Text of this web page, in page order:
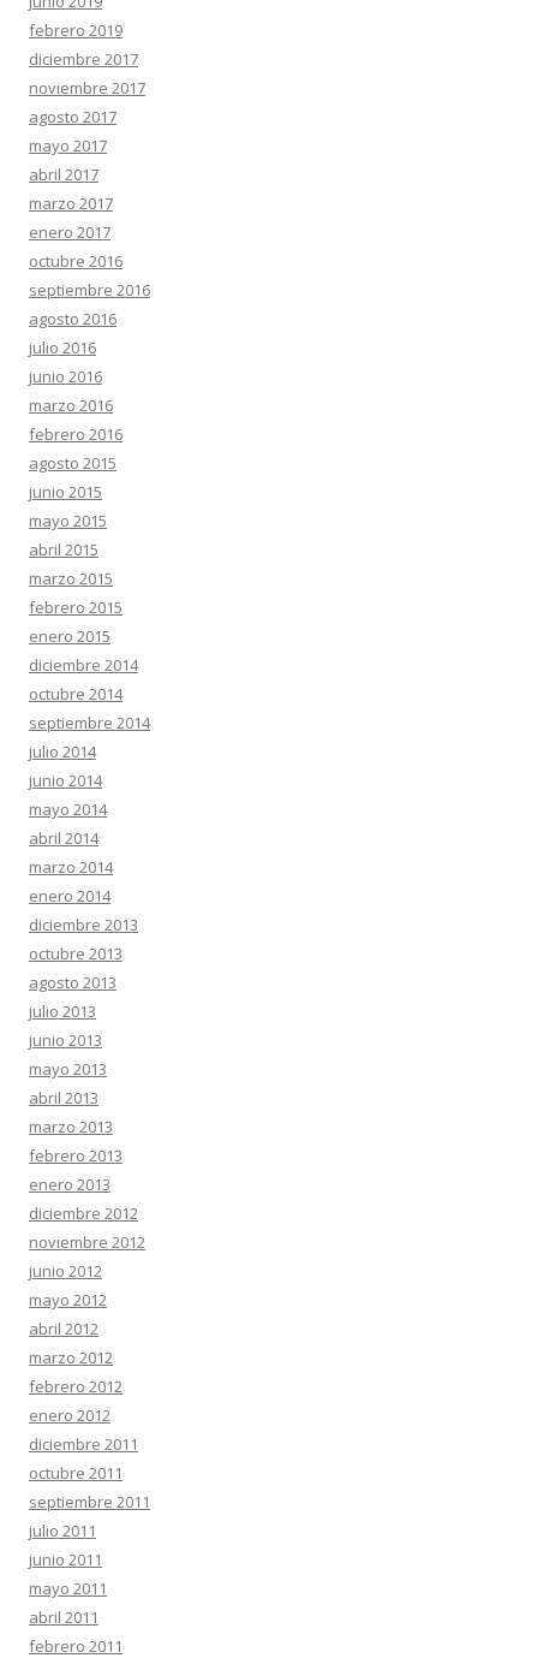
febrero 2019
diciembre 2017
noviembre 2017
agosto 2017
mayo 2017
abril 2017
marzo 2017
enero 2017
octubre 2016
septiembre 2016
agosto 2016
julio 2016
junio 2016
marzo 2016
febrero 2016
agosto 2015
junio 2015
mayo 2015
abril 2015
marzo 2015
febrero 2015
enero 2015
diciembre 2014
octubre 2014
septiembre 2014
julio 2014
junio 2014
mayo 2014
abril 2014
marzo 2014
enero 2014
diciembre 2013
octubre 2013
agosto 2013
julio 2013
junio 2013
mayo 2013
abril 2013
marzo 2013
febrero 2013
enero 2013
diciembre 2012
noviembre 2012
junio 2012
mayo 2012
abril 2012
marzo 2012
febrero 2012
enero 2012
diciembre 2011
octubre 2011
septiembre 2011
julio 2011
junio 2011
mayo 2011
abril 2011
febrero 2011